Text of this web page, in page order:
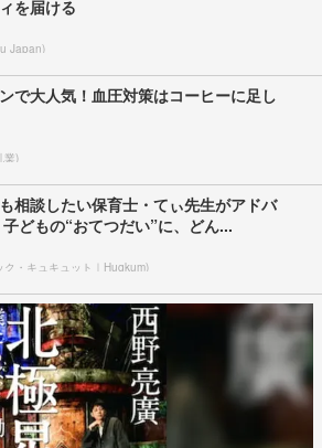
を届ける
Japan)
で大人気！血圧対策はコーヒーに足し
業)
相談したい保育士・てぃ先生がアドバ
どもの“おてつだい”に、どん...
ク・キュキュット｜Hugkum)